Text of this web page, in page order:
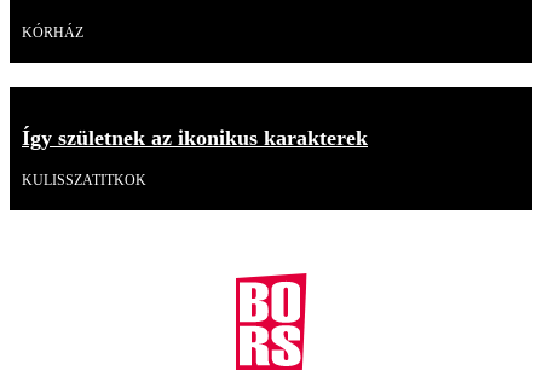
KÓRHÁZ
Így születnek az ikonikus karakterek
KULISSZATITKOK